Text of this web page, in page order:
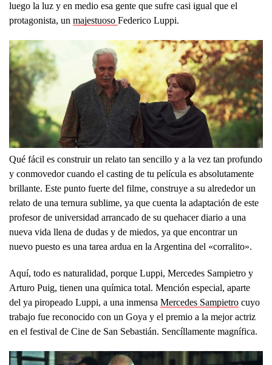
luego la luz y en medio esa gente que sufre casi igual que el
protagonista, un majestuoso Federico Luppi.
Qué fácil es construir un relato tan sencillo y a la vez tan profundo
y conmovedor cuando el casting de tu película es absolutamente
brillante. Este punto fuerte del filme, construye a su alrededor un
relato de una ternura sublime, ya que cuenta la adaptación de este
profesor de universidad arrancado de su quehacer diario a una
nueva vida llena de dudas y de miedos, ya que encontrar un
nuevo puesto es una tarea ardua en la Argentina del «corralito».
Aquí, todo es naturalidad, porque Luppi, Mercedes Sampietro y
Arturo Puig, tienen una química total. Mención especial, aparte
del ya piropeado Luppi, a una inmensa Mercedes Sampietro cuyo
trabajo fue reconocido con un Goya y el premio a la mejor actriz
en el festival de Cine de San Sebastián. Sencíllamente magnífica.